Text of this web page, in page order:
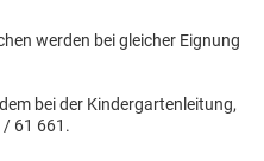
werden bei gleicher Eignung
bei der Kindergartenleitung,
/ 61 661.